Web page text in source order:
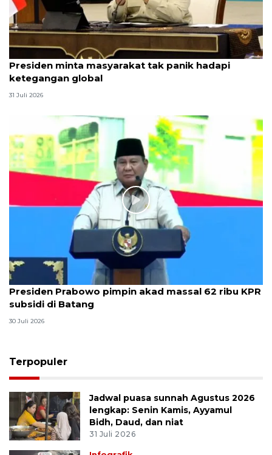
Presiden minta masyarakat tak panik hadapi
ketegangan global
31 Juli 2026
Presiden Prabowo pimpin akad massal 62 ribu KPR
subsidi di Batang
30 Juli 2026
Terpopuler
Jadwal puasa sunnah Agustus 2026
lengkap: Senin Kamis, Ayyamul
Bidh, Daud, dan niat
31 Juli 2026